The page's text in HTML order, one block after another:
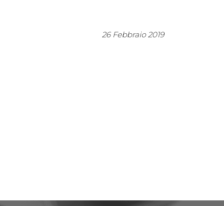
26 Febbraio 2019